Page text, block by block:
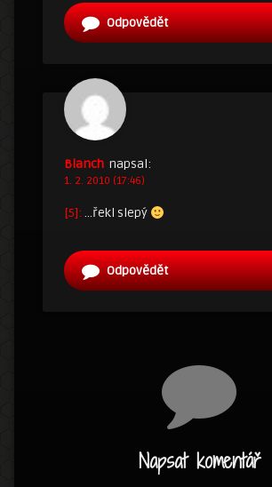
Odpovědět
Blanch napsal:
1. 2. 2010 (17:46)
[5]: …řekl slepý
Odpovědět
Napsat komentář